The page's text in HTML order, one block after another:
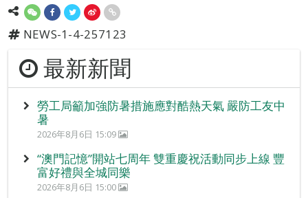
NEWS-1-4-257123
最新新聞
勞工局籲加強防暑措施應對酷熱天氣 嚴防工友中
暑
2026年8月6日 15:09
“澳門記憶”開站七周年 雙重慶祝活動同步上線 豐
富好禮與全城同樂
2026年8月6日 15:00